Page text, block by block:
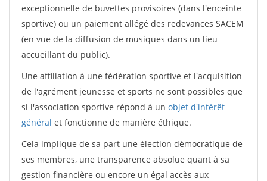
exceptionnelle de buvettes provisoires (dans l'enceinte
sportive) ou un paiement allégé des redevances SACEM
(en vue de la diffusion de musiques dans un lieu
accueillant du public).
Une affiliation à une fédération sportive et l'acquisition
de l'agrément jeunesse et sports ne sont possibles que
si l'association sportive répond à un objet d'intérêt
général et fonctionne de manière éthique.
Cela implique de sa part une élection démocratique de
ses membres, une transparence absolue quant à sa
gestion financière ou encore un égal accès aux